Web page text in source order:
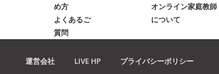
め方
よくあるご
質問
オンライン家庭教師
について
運営会社 LIVE HP
プライバシーポリシー